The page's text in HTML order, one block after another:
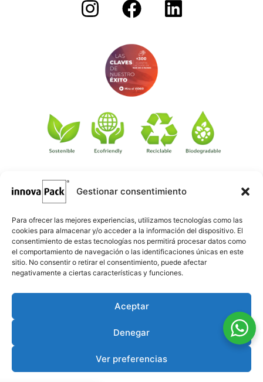
Gestionar consentimiento
Para ofrecer las mejores experiencias, utilizamos tecnologías como las
cookies para almacenar y/o acceder a la información del dispositivo. El
consentimiento de estas tecnologías nos permitirá procesar datos como
el comportamiento de navegación o las identificaciones únicas en este
sitio. No consentir o retirar el consentimiento, puede afectar
negativamente a ciertas características y funciones.
Aceptar
Denegar
Ver preferencias
©·Créditos: Redacción: Innovapack · Diseño e implementación
web: Manel Caparrós · Servidores y publicación:
Contenido blog: conten.blog